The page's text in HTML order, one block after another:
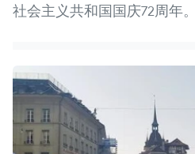
社会主义共和国国庆72周年。